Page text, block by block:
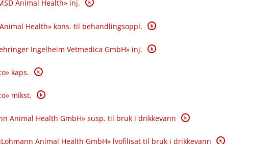
Animal Health» inj. K
Animal Health» kons. til behandlingsoppl. K
Ingelheim Vetmedica GmbH» inj. K
kaps. K
mikst. K
Animal Health GmbH» susp. til bruk i drikkevann K
Animal Health GmbH» lyofilisat til bruk i drikkevann K